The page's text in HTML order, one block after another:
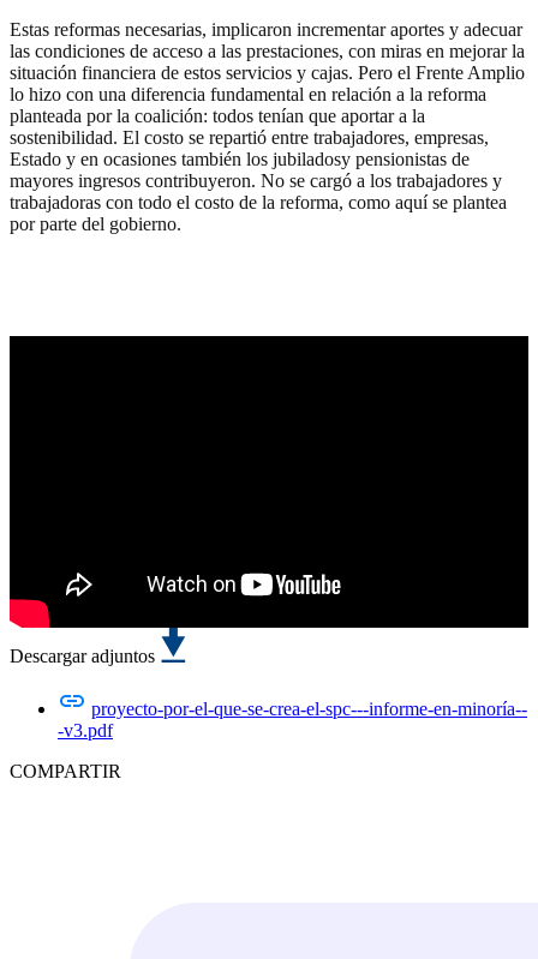
Estas reformas necesarias, implicaron incrementar aportes y adecuar
las condiciones de acceso a las prestaciones, con miras en mejorar la
situación financiera de estos servicios y cajas. Pero el Frente Amplio
lo hizo con una diferencia fundamental en relación a la reforma
planteada por la coalición: todos tenían que aportar a la
sostenibilidad. El costo se repartió entre trabajadores, empresas,
Estado y en ocasiones también los jubiladosy pensionistas de
mayores ingresos contribuyeron. No se cargó a los trabajadores y
trabajadoras con todo el costo de la reforma, como aquí se plantea
por parte del gobierno.
Descargar adjuntos
proyecto-por-el-que-se-crea-el-spc---informe-en-minoría--
-v3.pdf
COMPARTIR